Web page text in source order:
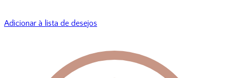
Adicionar à lista de desejos